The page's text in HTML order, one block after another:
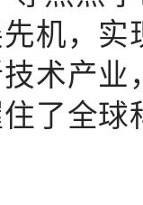
机，
术产
了全